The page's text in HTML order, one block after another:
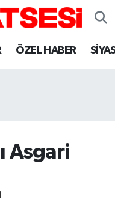
ÖZEL HABER
Asgari
Fikstür